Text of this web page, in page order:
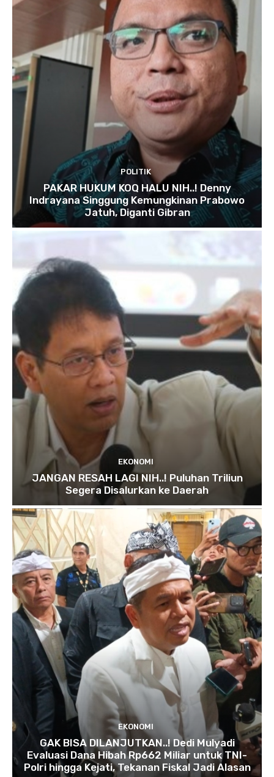
POLITIK
PAKAR HUKUM KOQ HALU NIH..! Denny
Indrayana Singgung Kemungkinan Prabowo
Jatuh, Diganti Gibran
EKONOMI
JANGAN RESAH LAGI NIH..! Puluhan Triliun
Segera Disalurkan ke Daerah
EKONOMI
GAK BISA DILANJUTKAN..! Dedi Mulyadi
Evaluasi Dana Hibah Rp662 Miliar untuk TNI-
Polri hingga Kejati, Tekanan Fiskal Jadi Alasan